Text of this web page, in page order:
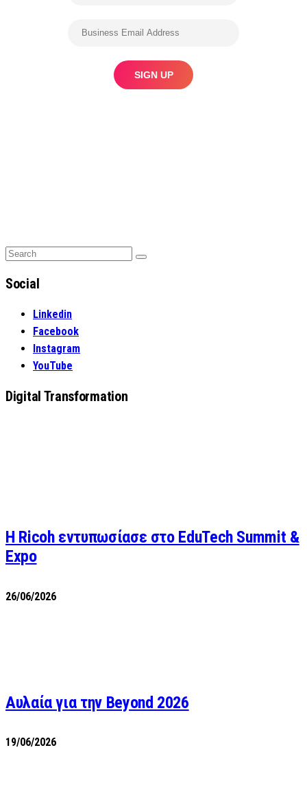
Search
Search
Social
Linkedin
Facebook
Instagram
YouTube
Digital Transformation
Η Ricoh εντυπωσίασε στο EduTech Summit &
Expo
26/06/2026
Αυλαία για την Beyond 2026
19/06/2026